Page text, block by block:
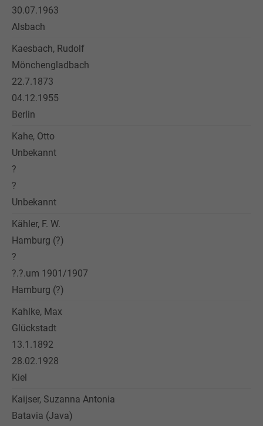
30.07.1963
Alsbach
Kaesbach, Rudolf
Mönchengladbach
22.7.1873
04.12.1955
Berlin
Kahe, Otto
Unbekannt
?
?
Unbekannt
Kähler, F. W.
Hamburg (?)
?
?.?.um 1901/1907
Hamburg (?)
Kahlke, Max
Glückstadt
13.1.1892
28.02.1928
Kiel
Kaijser, Suzanna Antonia
Batavia (Java)